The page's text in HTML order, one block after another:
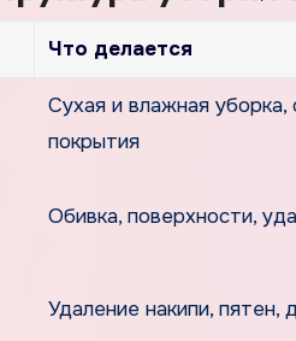
Что делается
Сухая и влажная уборка,
покрытия
Обивка, поверхности,
Удаление накипи, пятен,